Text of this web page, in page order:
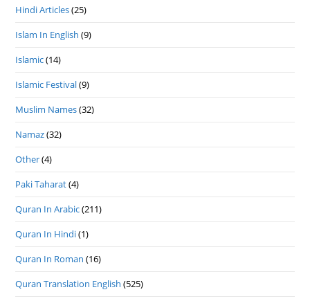
Hindi Articles(25)
Islam In English (9)
Islamic(14)
Islamic Festival(9)
Muslim Names(32)
Namaz(32)
Other(4)
Paki Taharat(4)
Quran In Arabic(211)
Quran In Hindi(1)
Quran In Roman (16)
Quran Translation English (525)